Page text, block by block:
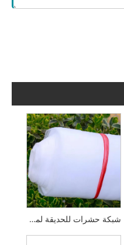
شبكة حشرات للحديقة لمكافحة الحشرات، شبكة ناموسية للنباتات والزهور النباتية